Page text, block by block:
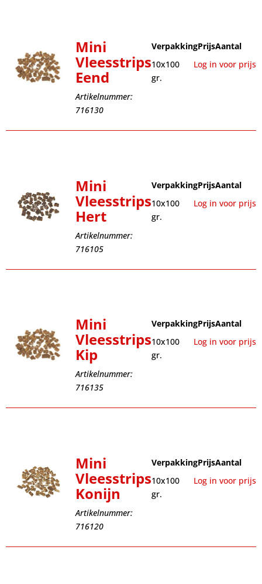
Mini
Vleesstrips
Eend
Artikelnummer:
716130
VerpakkingPrijsAantal
10x100
gr.
Log in voor prijs
Mini
Vleesstrips
Hert
Artikelnummer:
716105
VerpakkingPrijsAantal
10x100
gr.
Log in voor prijs
Mini
Vleesstrips
Kip
Artikelnummer:
716135
VerpakkingPrijsAantal
10x100
gr.
Log in voor prijs
Mini
Vleesstrips
Konijn
Artikelnummer:
716120
VerpakkingPrijsAantal
10x100
gr.
Log in voor prijs